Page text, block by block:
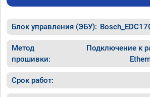
температуре масла и его работе.
Блок управления (ЭБУ):
Метод
прошивки:
Подключение к
Срок работ: